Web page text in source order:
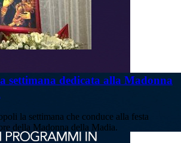
settimana dedicata alla Madonna
la settimana che conduce alla festa
della Madonna della Madia.